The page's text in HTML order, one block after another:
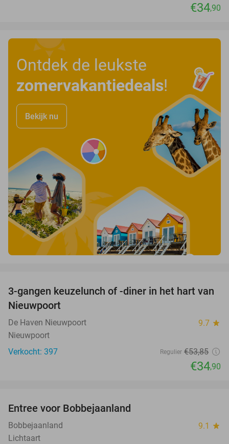
€34,90
Ontdek de leukste
zomervakantiedeals!
Bekijk nu
35%
3-gangen keuzelunch of -diner in het hart van
Nieuwpoort
De Haven Nieuwpoort 9.7 star
Nieuwpoort
Verkocht: 397
Regulier €53,85
€34,90
Entree voor Bobbejaanland
Bobbejaanland 9.1 star
Lichtaart